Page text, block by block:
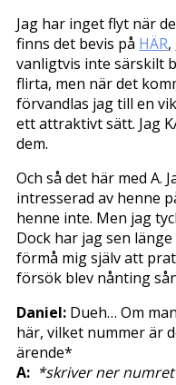
Jag har inget flyt när
finns det bevis på HÄR,
vanligtvis inte särskilt
flirta, men när det
förvandlas jag till en
ett attraktivt sätt. Jag
dem.
Och så det här med A.
intresserad av henne
henne inte. Men jag
Dock har jag sen
förmå mig själv att
försök blev nånting
Daniel: Dueh… Om
här, vilket nummer är
ärende*
A: *skriver ner